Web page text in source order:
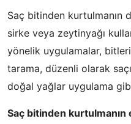
Saç bitinden kurtulmanın
sirke veya zeytinyağı
yönelik uygulamalar,
tarama, düzenli olarak
doğal yağlar uygulama
Saç bitinden kurtulmanın